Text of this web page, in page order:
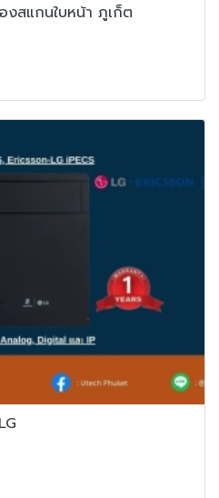
งสแกนใบหน้า ภูเก็ต